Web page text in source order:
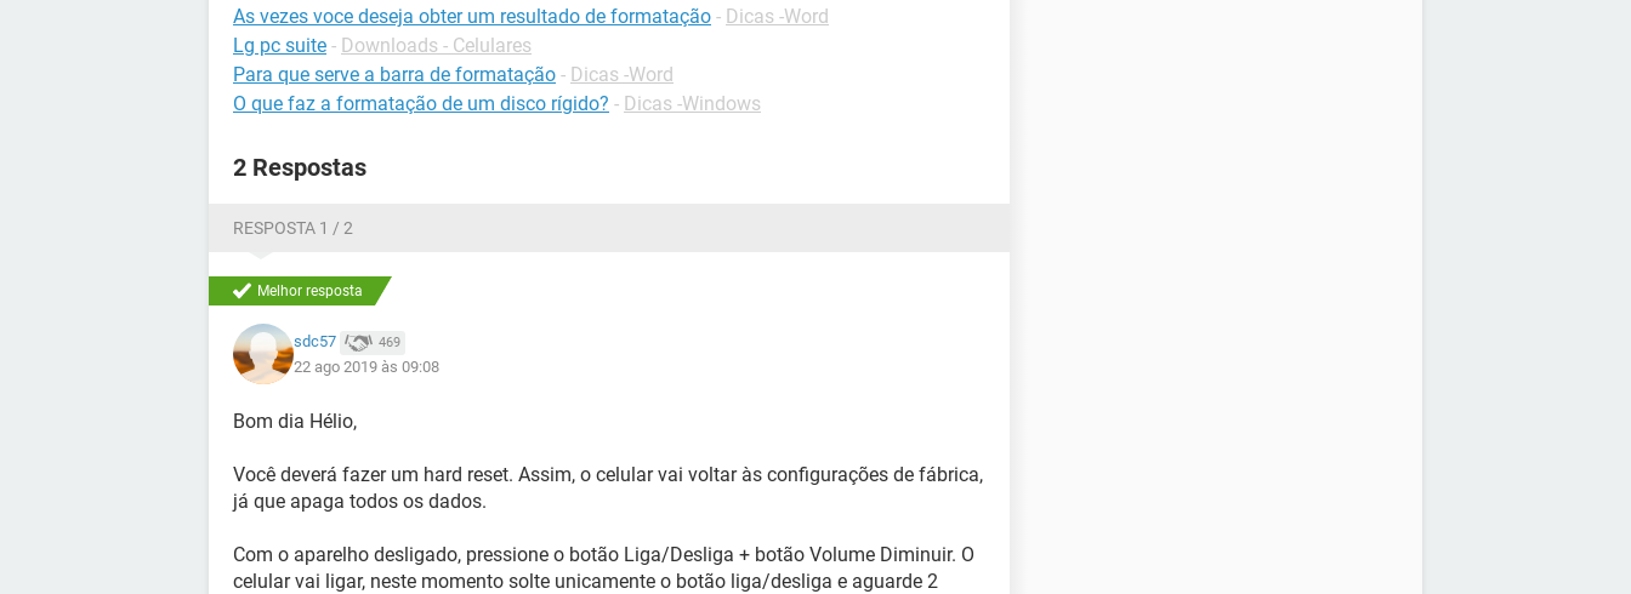
As vezes voce deseja obter um resultado de formatação - Dicas -Word
Lg pc suite - Downloads - Celulares
Para que serve a barra de formatação - Dicas -Word
O que faz a formatação de um disco rígido? - Dicas -Windows
2 Respostas
RESPOSTA 1 / 2
Melhor resposta
sdc57 469
22 ago 2019 às 09:08
Bom dia Hélio,
Você deverá fazer um hard reset. Assim, o celular vai voltar às configurações de fábrica,
já que apaga todos os dados.
Com o aparelho desligado, pressione o botão Liga/Desliga + botão Volume Diminuir. O
celular vai ligar, neste momento solte unicamente o botão liga/desliga e aguarde 2